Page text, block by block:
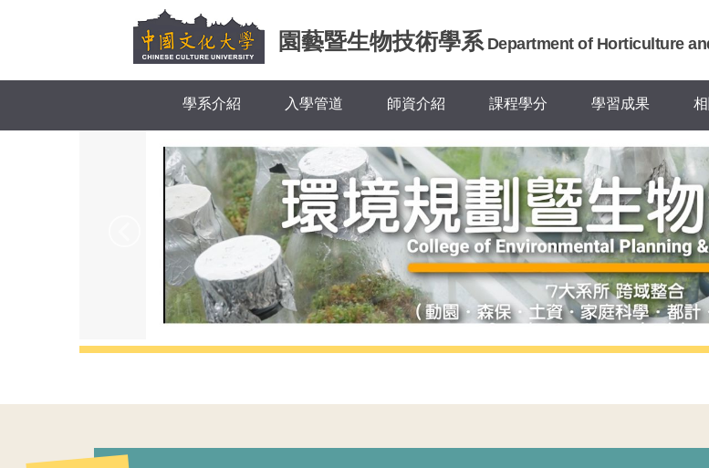
要
園藝暨生物技術學系 Department of Horticulture
學系介紹 入學管道 師資介紹 課程學分 學習成果